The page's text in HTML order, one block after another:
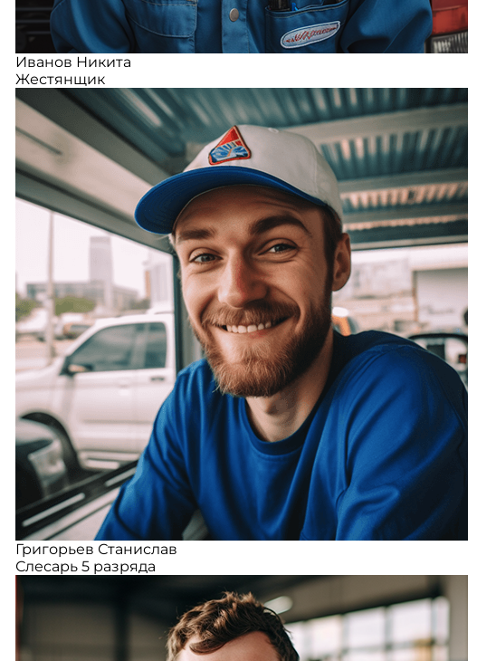
Иванов Никита
Жестянщик
Григорьев Станислав
Слесарь 5 разряда